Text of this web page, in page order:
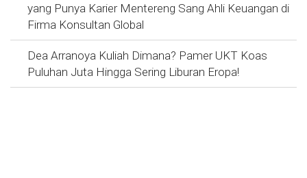
yang Punya Karier Mentereng Sang Ahli Keuangan di
Firma Konsultan Global
Dea Arranoya Kuliah Dimana? Pamer UKT Koas
Puluhan Juta Hingga Sering Liburan Eropa!